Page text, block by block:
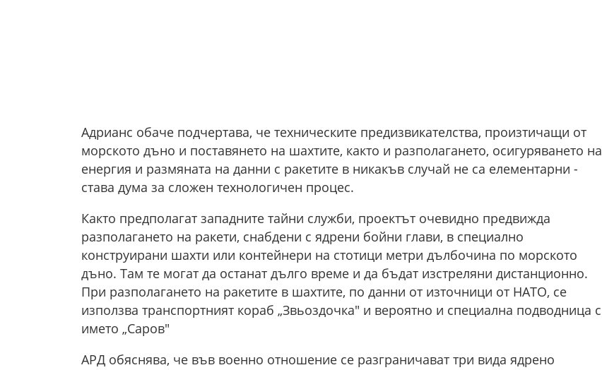
Адрианс обаче подчертава, че техническите предизвикателства, произтичащи от
морското дъно и поставянето на шахтите, както и разполагането, осигуряването на
енергия и размяната на данни с ракетите в никакъв случай не са елементарни -
става дума за сложен технологичен процес.
Както предполагат западните тайни служби, проектът очевидно предвижда
разполагането на ракети, снабдени с ядрени бойни глави, в специално
конструирани шахти или контейнери на стотици метри дълбочина по морското
дъно. Там те могат да останат дълго време и да бъдат изстреляни дистанционно.
При разполагането на ракетите в шахтите, по данни от източници от НАТО, се
използва транспортният кораб „Звьоздочка" и вероятно и специална подводница с
името „Саров"
АРД обяснява, че във военно отношение се разграничават три вида ядрено